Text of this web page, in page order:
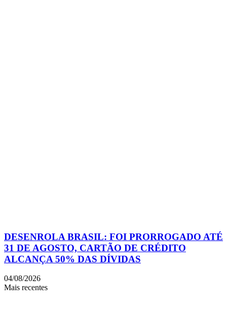
DESENROLA BRASIL: FOI PRORROGADO ATÉ
31 DE AGOSTO, CARTÃO DE CRÉDITO
ALCANÇA 50% DAS DÍVIDAS
04/08/2026
Mais recentes